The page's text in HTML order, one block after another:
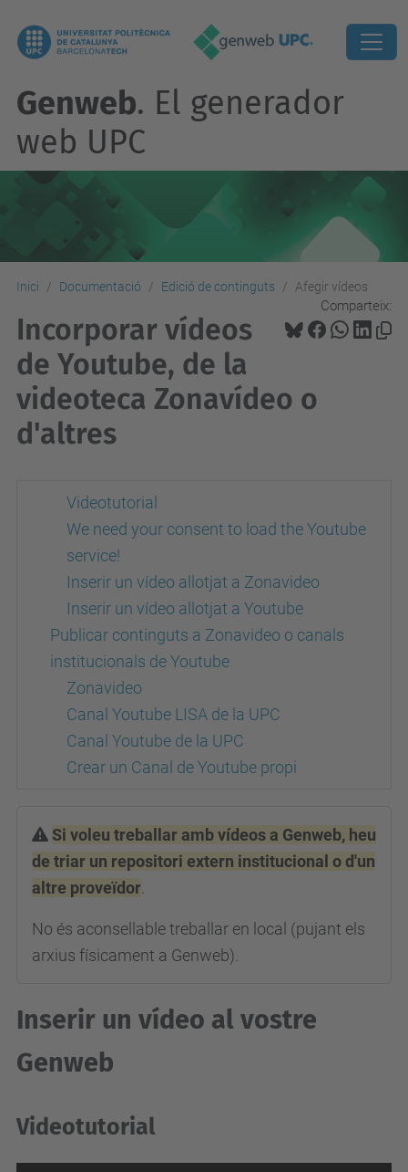
Genweb. El generador
web UPC
Inici Documentació Edició de continguts Afegir vídeos
Comparteix:
Incorporar vídeos
de Youtube, de la
videoteca Zonavídeo o
d'altres
Videotutorial
We need your consent to load the Youtube
service!
Inserir un vídeo allotjat a Zonavideo
Inserir un vídeo allotjat a Youtube
Publicar continguts a Zonavideo o canals
institucionals de Youtube
Zonavideo
Canal Youtube LISA de la UPC
Canal Youtube de la UPC
Crear un Canal de Youtube propi
Si voleu treballar amb vídeos a Genweb, heu
de triar un repositori extern institucional o d'un
altre proveïdor
No és aconsellable treballar en local (pujant els
arxius físicament a Genweb).
Inserir un vídeo al vostre
Genweb
Videotutorial